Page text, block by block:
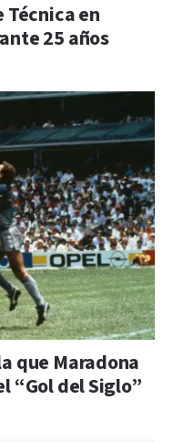
Técnica en
25 años
que Maradona
“Gol del Siglo”